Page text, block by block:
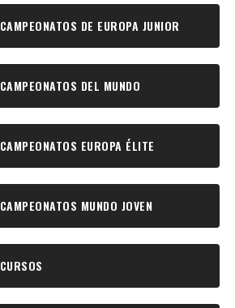
CAMPEONATOS DE EUROPA JUNIOR
CAMPEONATOS DEL MUNDO
CAMPEONATOS EUROPA ÉLITE
CAMPEONATOS MUNDO JOVEN
CURSOS